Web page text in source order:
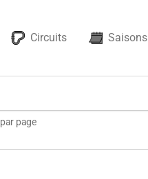
Circuits Saisons
page